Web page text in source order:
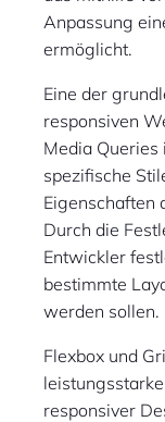
Anpassung
ermöglicht.
Eine der
responsiven
Media Queries
spezifische
Eigenschaften
Durch die
Entwickler
bestimmte
werden sollen.
Flexbox und
responsiver